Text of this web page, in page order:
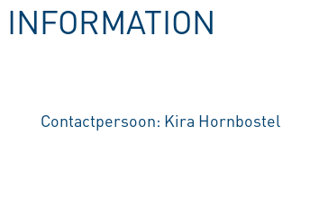
Contactpersoon: Kira Hornbostel